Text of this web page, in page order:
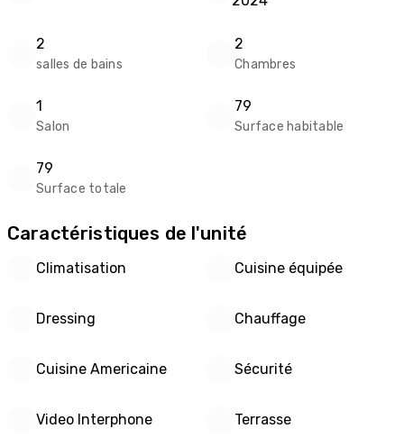
2
salles de bains
2
Chambres
1
Salon
79
Surface habitable
79
Surface totale
Caractéristiques de l'unité
Climatisation Cuisine équipée
Dressing Chauffage
Cuisine Americaine Sécurité
Video Interphone Terrasse